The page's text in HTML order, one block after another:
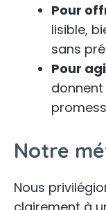
Pour
lisible,
sans
Pour
Notre
Nous